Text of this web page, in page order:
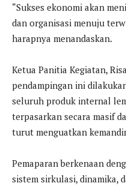
“Sukses ekonomi akan
dan organisasi menuju
harapnya menandaskan.
Ketua Panitia Kegiatan,
pendampingan ini
seluruh produk internal
terpasarkan secara masif
turut menguatkan
Pemaparan berkenaan
sistem sirkulasi, dinamika,